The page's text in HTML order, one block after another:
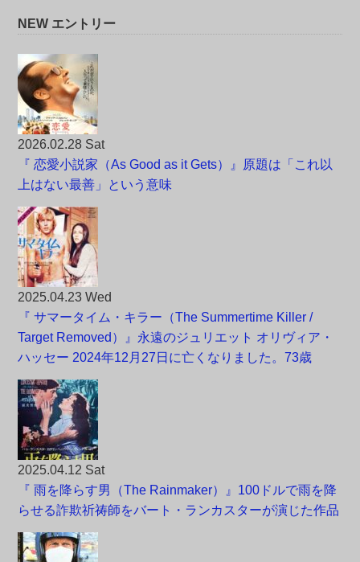
NEW エントリー
2026.02.28 Sat
『 恋愛小説家（As Good as it Gets）』原題は「これ以
上はない最善」という意味
2025.04.23 Wed
『 サマータイム・キラー（The Summertime Killer /
Target Removed）』永遠のジュリエット オリヴィア・
ハッセー 2024年12月27日に亡くなりました。73歳
2025.04.12 Sat
『 雨を降らす男（The Rainmaker）』100ドルで雨を降
らせる詐欺祈祷師をバート・ランカスターが演じた作品